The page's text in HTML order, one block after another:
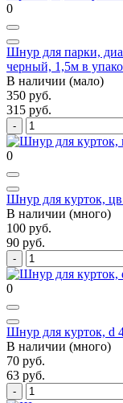
0
Шнур для парки,
черный, 1,5м в
В наличии (мало)
350 руб.
315 руб.
0
Шнур для курток,
В наличии (много)
100 руб.
90 руб.
0
Шнур для курток, d
В наличии (много)
70 руб.
63 руб.